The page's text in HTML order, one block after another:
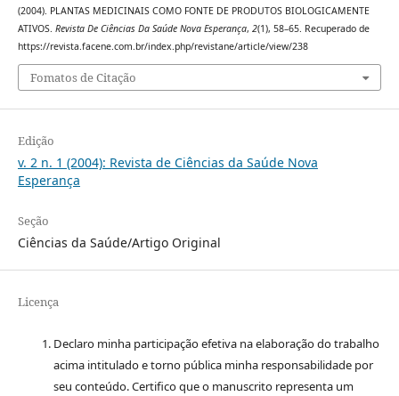
(2004). PLANTAS MEDICINAIS COMO FONTE DE PRODUTOS BIOLOGICAMENTE
ATIVOS. Revista De Ciências Da Saúde Nova Esperança, 2(1), 58–65. Recuperado de
https://revista.facene.com.br/index.php/revistane/article/view/238
Fomatos de Citação
Edição
v. 2 n. 1 (2004): Revista de Ciências da Saúde Nova
Esperança
Seção
Ciências da Saúde/Artigo Original
Licença
Declaro minha participação efetiva na elaboração do trabalho
acima intitulado e torno pública minha responsabilidade por
seu conteúdo. Certifico que o manuscrito representa um